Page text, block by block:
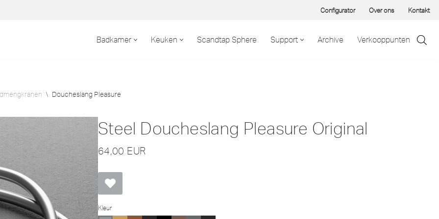
Configurator Over ons Kontakt
Badkamer Keuken Scandtap Sphere Support Archive Verkooppunten
\ Doucheslang Pleasure
Steel Doucheslang Pleasure Original
64,00 EUR
Kleur